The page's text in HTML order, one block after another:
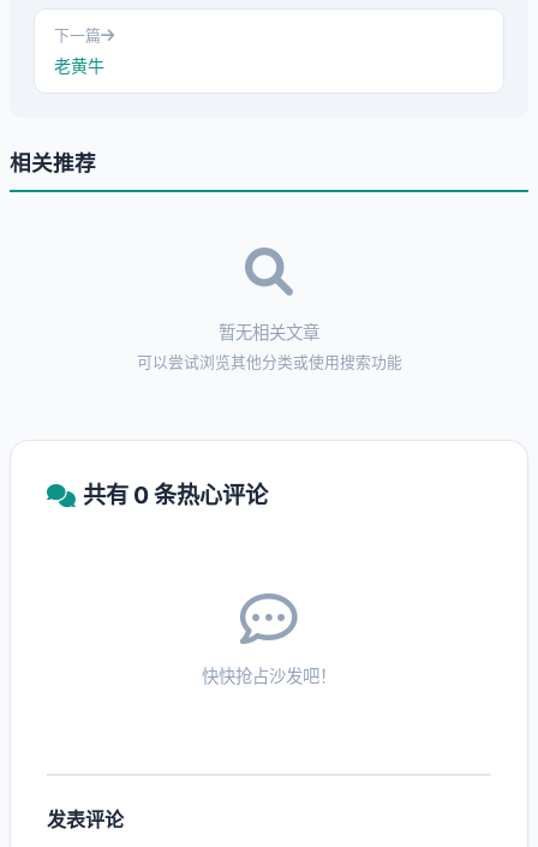
下一篇
老黄牛
相关推荐
暂无相关文章
可以尝试浏览其他分类或使用搜索功能
共有 0 条热心评论
快快抢占沙发吧！
发表评论